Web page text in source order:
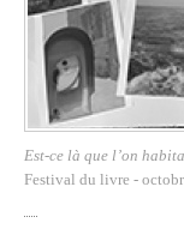
Est-ce là que l’on
Festival du livre -